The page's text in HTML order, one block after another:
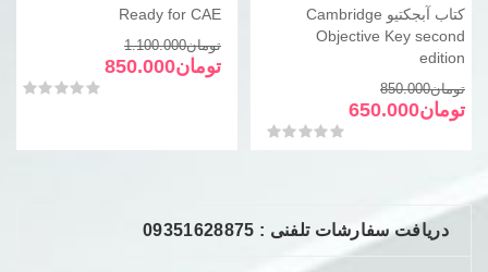
کتاب آبجکتیو Cambridge
Objective Key second
edition
تومان850.000قیمت
اصلی
تومان850.000
تومان650.000
قیمت
فعلی
تومان650.000
امتیاز0از 5
Ready for CAE
تومان1.100.000قیمت
اصلی
تومان850.000
قیمت
فعلی
تومان850.000امتیاز0از 5
دریافت سفارشات تلفنی : 09351628875